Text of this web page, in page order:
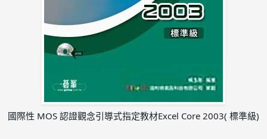
國際性 MOS 認證觀念引導式指定教材Excel Core 2003( 標準級)